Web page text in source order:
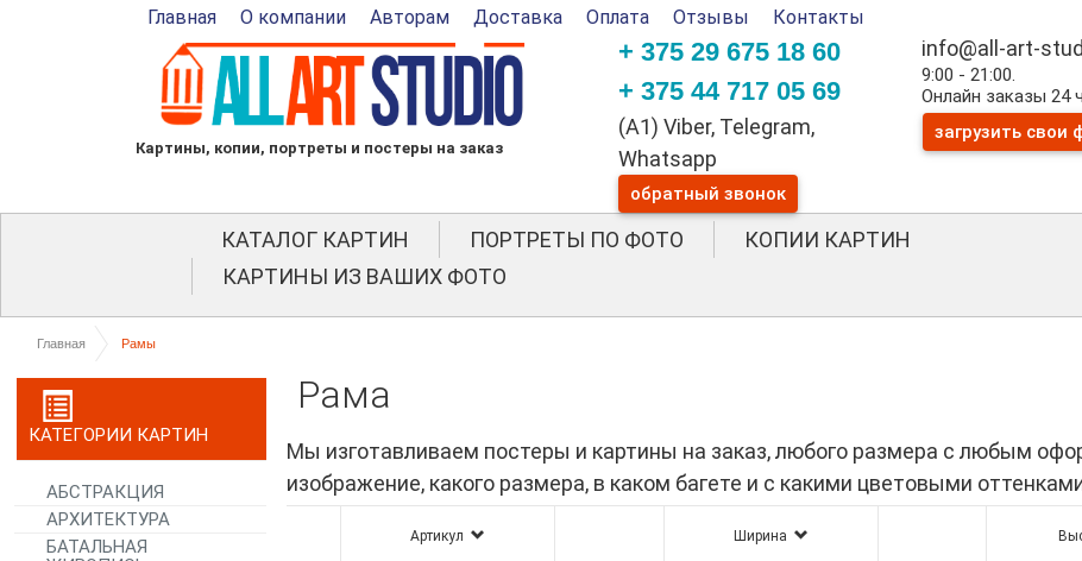
Главная О компании Авторам Доставка Оплата Отзывы Контакты
Картины, копии, портреты и постеры на заказ
+ 375 29 675 18 60
+ 375 44 717 05 69
(A1) Viber, Telegram,
Whatsapp
обратный звонок
info@all-art-
9:00 - 21:00.
Онлайн заказы 24
загрузить свои
КАТАЛОГ КАРТИН ПОРТРЕТЫ ПО ФОТО
КОПИИ КАРТИН
КАРТИНЫ ИЗ ВАШИХ ФОТО
Главная Рамы
КАТЕГОРИИ КАРТИН
АБСТРАКЦИЯ
АРХИТЕКТУРА
БАТАЛЬНАЯ
Рама
Мы изготавливаем постеры и картины на заказ, любого размера с любым
изображение, какого размера, в каком багете и с какими цветовыми
Артикул Ширина